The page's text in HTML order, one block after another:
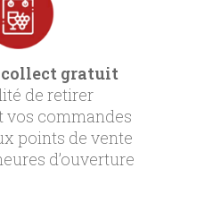
gratuit
de retirer
vos commandes
points de vente
d’ouverture